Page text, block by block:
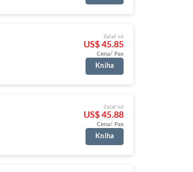
Začať od
US$ 45.85
Cena/ Pax
Kniha
Začať od
US$ 45.88
Cena/ Pax
Kniha